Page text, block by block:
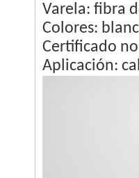
Varela: fibra
Colores:
Certificado
Aplicación: